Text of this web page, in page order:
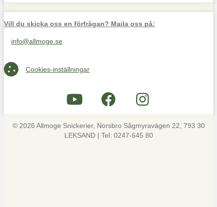
Vill du skicka oss en förfrågan? Maila oss på:
Maila oss på info@allmoge.se
info@allmoge.se
Cookies-inställningar
Cookies-inställningar
© 2026 Allmoge Snickerier, Norsbro Sågmyravägen 22, 793 30
LEKSAND | Tel: 0247-645 80